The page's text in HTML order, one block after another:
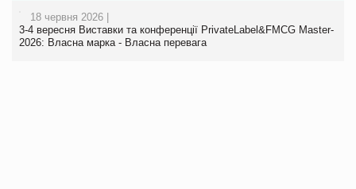
18 червня 2026 |
3-4 вересня Виставки та конференції PrivateLabel&FMCG Master-
2026: Власна марка - Власна перевага